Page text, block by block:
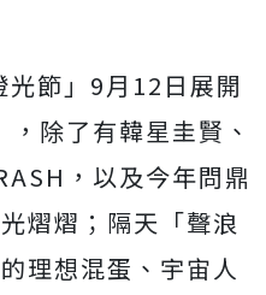
節」 9月 12 日展開
除了有韓星圭賢、
，以及今年問鼎
熠熠；隔天「聲浪
理想混蛋、宇宙人